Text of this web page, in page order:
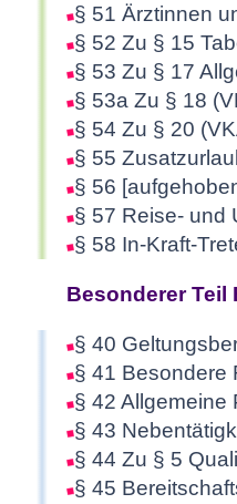
§ 51 Ärztinnen
§ 52 Zu § 15
§ 53 Zu § 17
§ 53a Zu § 18
§ 54 Zu § 20
§ 55
§ 56
§ 57 Reise- und
§ 58 In-Kraft-
Besonderer Teil
§ 40
§ 41 Besondere
§ 42 Allgemeine
§ 43
§ 44 Zu § 5
§ 45